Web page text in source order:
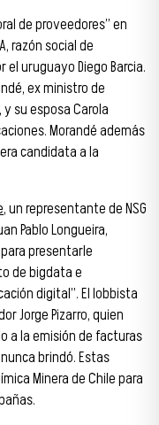
de proveedores” en
razón social de
uruguayo Diego Barcia.
ex ministro de
su esposa Carola
Morandé además
candidata a la
, un representante de NSG
Pablo Longueira,
presentarle
de bigdata e
digital”. El lobbista
Jorge Pizarro, quien
a la emisión de facturas
brindó. Estas
Minera de Chile para